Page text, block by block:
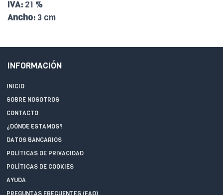
IVA: 21 %
Ancho: 3 cm
INFORMACIÓN
INICIO
SOBRE NOSOTROS
CONTACTO
¿DÓNDE ESTAMOS?
DATOS BANCARIOS
POLÍTICAS DE PRIVACIDAD
POLÍTICAS DE COOKIES
AYUDA